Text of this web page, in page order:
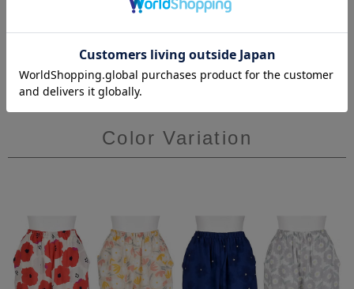
Color Variation